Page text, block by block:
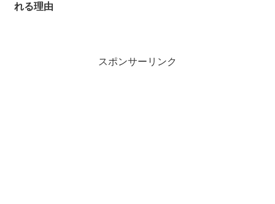
れる理由
スポンサーリンク